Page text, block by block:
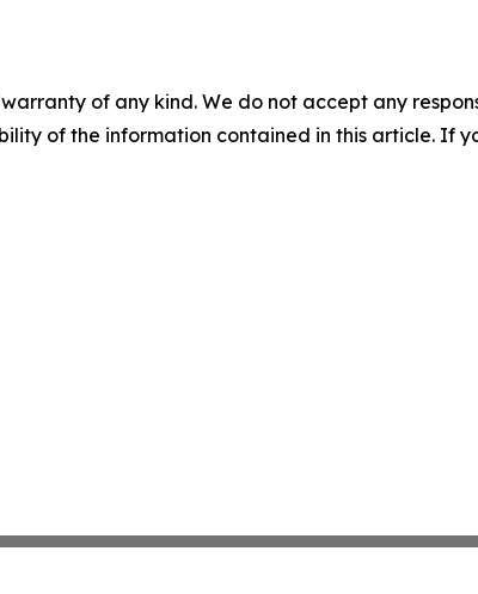
of any kind. We do not accept any
of the information contained in this article. If